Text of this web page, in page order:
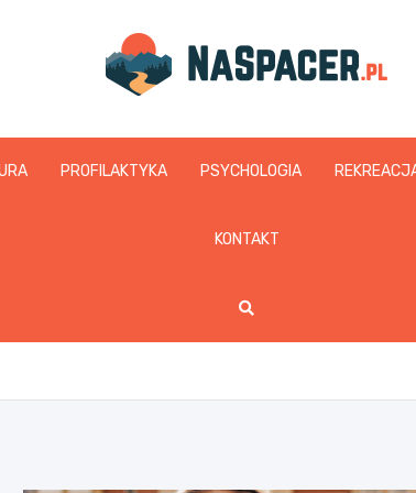
naspacer.pl
PROFILAKTYKA PSYCHOLOGIA
KONTAKT